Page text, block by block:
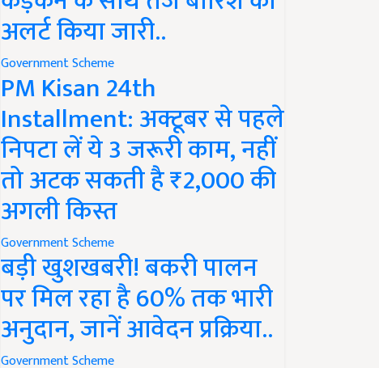
अलर्ट किया जारी..
Government Scheme
PM Kisan 24th
Installment: अक्टूबर से पहले
निपटा लें ये 3 जरूरी काम, नहीं
तो अटक सकती है ₹2,000 की
अगली किस्त
Government Scheme
बड़ी खुशखबरी! बकरी पालन
पर मिल रहा है 60% तक भारी
अनुदान, जानें आवेदन प्रक्रिया..
Government Scheme